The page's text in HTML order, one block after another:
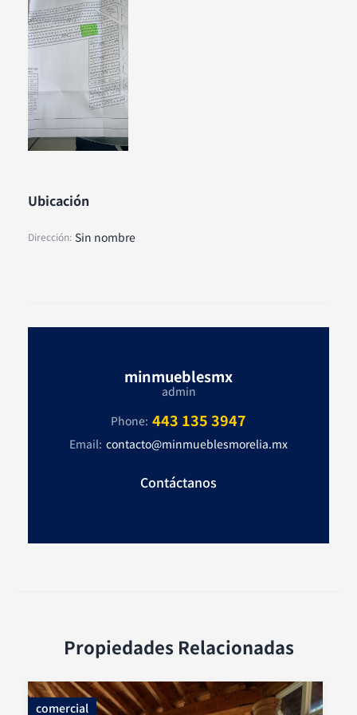
Ubicación
Dirección: Sin nombre
minmueblesmx
admin
Phone: 443 135 3947
Email: contacto@minmueblesmorelia.mx
Contáctanos
Propiedades Relacionadas
comercial